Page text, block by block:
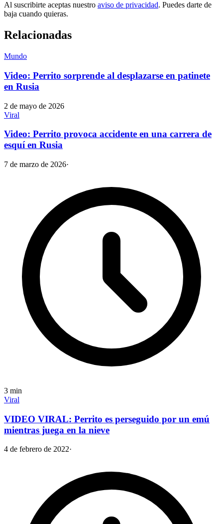
Al suscribirte aceptas nuestro aviso de privacidad. Puedes darte de
baja cuando quieras.
Relacionadas
Mundo
Video: Perrito sorprende al desplazarse en patinete
en Rusia
2 de mayo de 2026
Viral
Video: Perrito provoca accidente en una carrera de
esquí en Rusia
7 de marzo de 2026·
3 min
Viral
VIDEO VIRAL: Perrito es perseguido por un emú
mientras juega en la nieve
4 de febrero de 2022·